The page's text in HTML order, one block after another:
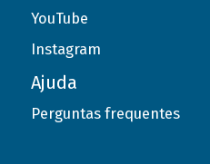
YouTube
Instagram
Ajuda
Perguntas frequentes